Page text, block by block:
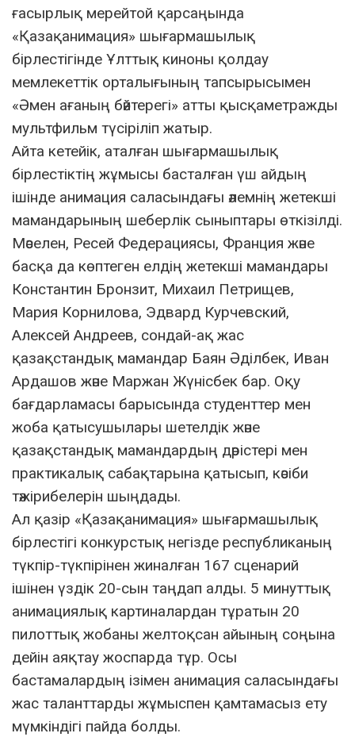
ғасырлық мерейтой қарсаңында
«Қазақанимация» шығармашылық
бірлестігінде Ұлттық киноны қолдау
мемлекеттік орталығының тапсырысымен
«Әмен ағаның бәйтерегі» атты қысқаметражды
мультфильм түсіріліп жатыр.
Айта кетейік, аталған шығармашылық
бірлестіктің жұмысы басталған үш айдың
ішінде анимация саласындағы әлемнің жетекші
мамандарының шеберлік сыныптары өткізілді.
Мәселен, Ресей Федерациясы, Франция және
басқа да көптеген елдің жетекші мамандары
Константин Бронзит, Михаил Петрищев,
Мария Корнилова, Эдвард Курчевский,
Алексей Андреев, сондай-ақ жас
қазақстандық мамандар Баян Әділбек, Иван
Ардашов және Маржан Жүнісбек бар. Оқу
бағдарламасы барысында студенттер мен
жоба қатысушылары шетелдік және
қазақстандық мамандардың дәрістері мен
практикалық сабақтарына қатысып, кәсіби
тәжірибелерін шыңдады.
Ал қазір «Қазақанимация» шығармашылық
бірлестігі конкурстық негізде республиканың
түкпір-түкпірінен жиналған 167 сценарий
ішінен үздік 20-сын таңдап алды. 5 минуттық
анимациялық картиналардан тұратын 20
пилоттық жобаны желтоқсан айының соңына
дейін аяқтау жоспарда тұр. Осы
бастамалардың ізімен анимация саласындағы
жас таланттарды жұмыспен қамтамасыз ету
мүмкіндігі пайда болды.